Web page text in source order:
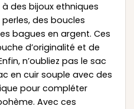
des bijoux ethniques
des boucles
bagues en argent. Ces
d’originalité et de
n’oubliez pas le sac
en cuir souple avec des
pour compléter
Avec ces